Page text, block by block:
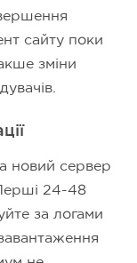
сайту поки
зміни
новий сервер
24-48
за логами